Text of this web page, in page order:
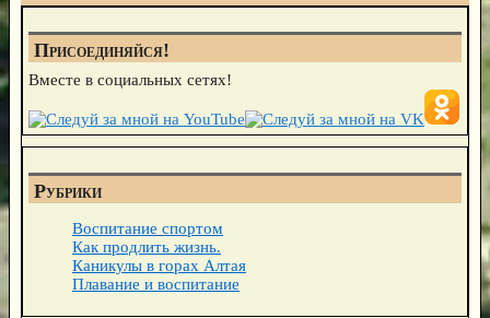
Присоединяйся!
Вместе в социальных сетях!
Рубрики
Воспитание спортом
Как продлить жизнь.
Каникулы в горах Алтая
Плавание и воспитание